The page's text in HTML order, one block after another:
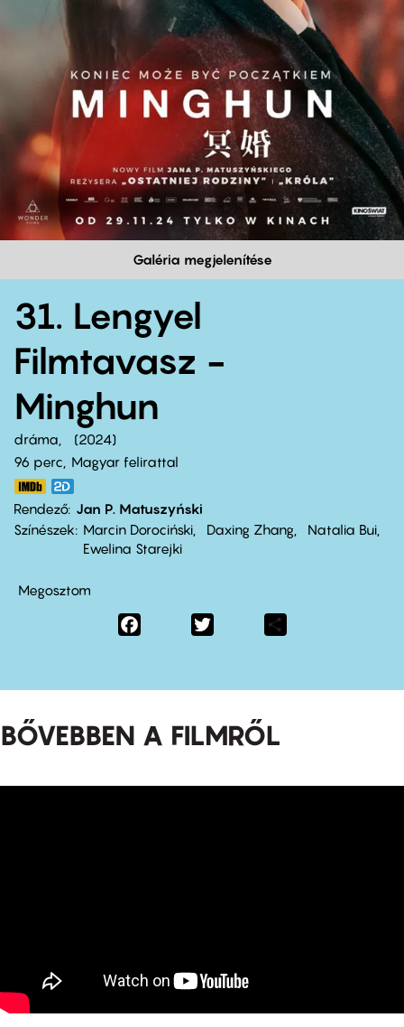
Galéria megjelenítése
31. Lengyel
Filmtavasz -
Minghun
dráma
2024
96 perc,
Magyar felirattal
Rendező Jan P. Matuszyński
Színészek
Marcin Dorociński Daxing Zhang
Natalia Bui
Ewelina Starejki
Megosztom
Facebook
BŐVEBBEN A FILMRŐL